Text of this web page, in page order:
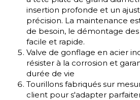
insertion profonde et un
précision. La maintenance
de besoin, le démontage
facile et rapide.
Valve de gonflage en acier
résister à la corrosion et
durée de vie
Tourillons fabriqués sur
client pour s'adapter